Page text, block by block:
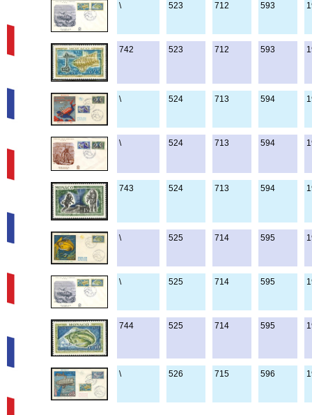
\ 523 712 593
742 523 712 593
\ 524 713 594
\ 524 713 594
743 524 713 594
\ 525 714 595
\ 525 714 595
744 525 714 595
\ 526 715 596